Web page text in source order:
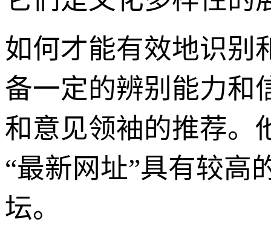
如何才能有效地识别
备一定的辨别能力和
和意见领袖的推荐。
“最新网址”具有较高
坛。